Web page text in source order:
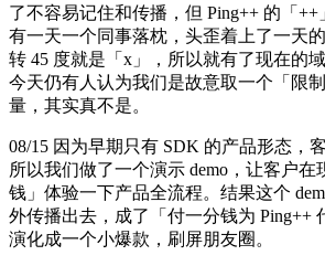
了不容易记住和传播，但 Ping++ 的「++
有一天一个同事落枕，头歪着上了一天
转 45 度就是「x」，所以就有了现在的
今天仍有人认为我们是故意取一个「限
量，其实真不是。
08/15 因为早期只有 SDK 的产品形态，
所以我们做了一个演示 demo，让客户在
钱」体验一下产品全流程。结果这个
外传播出去，成了「付一分钱为 Ping++
演化成一个小爆款，刷屏朋友圈。